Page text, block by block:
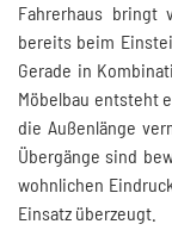
Fahrerhaus bringt
bereits beim
Gerade in
Möbelbau entsteht
die Außenlänge
Übergänge sind
wohnlichen
Einsatz überzeugt.